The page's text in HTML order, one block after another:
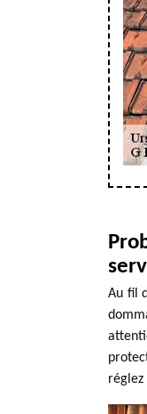
Au fil
réglez